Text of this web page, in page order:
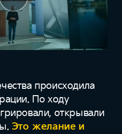
происходила
По ходу
открывали
Это желание и